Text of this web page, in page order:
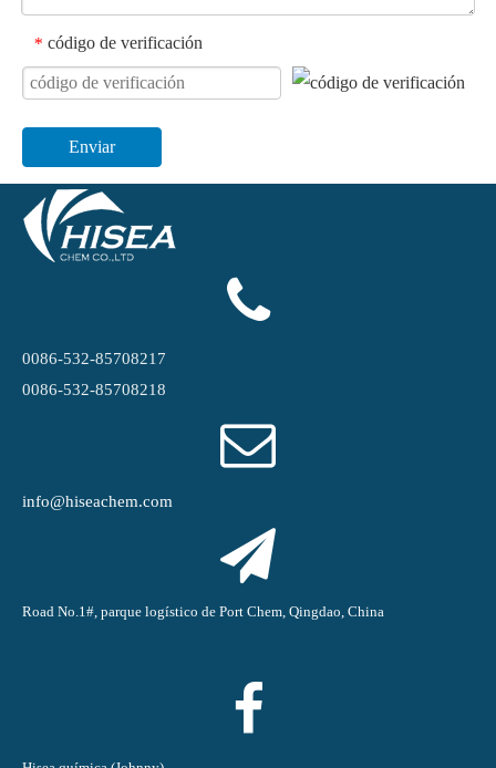
* código de verificación
Enviar
0086-532-85708217
0086-532-85708218
info@hiseachem.com
Road No.1#, parque logístico de Port Chem, Qingdao, China